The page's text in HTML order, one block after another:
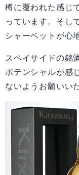
樽に覆われた感じ
っています。そし
シャーベットが心
スペイサイドの銘
ポテンシャルが感
ないようお願いい